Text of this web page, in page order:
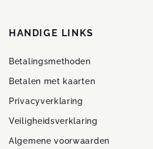
HANDIGE LINKS
Betalingsmethoden
Betalen met kaarten
Privacyverklaring
Veiligheidsverklaring
Algemene voorwaarden